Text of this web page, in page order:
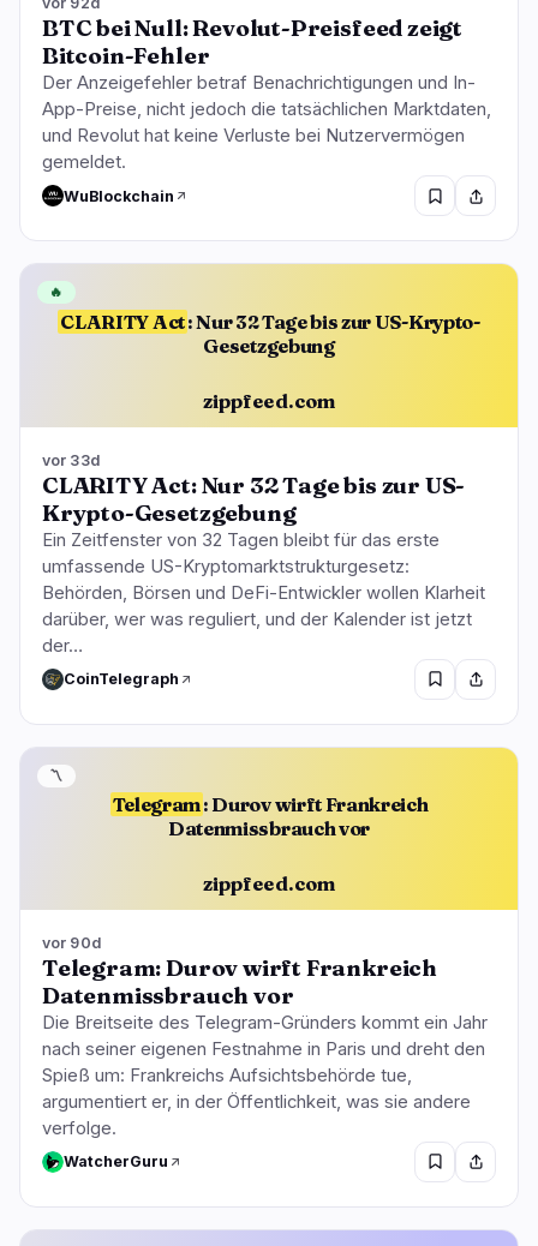
BTC bei Null: Revolut-Preisfeed zeigt
Bitcoin-Fehler
Der Anzeigefehler betraf Benachrichtigungen und In-
App-Preise, nicht jedoch die tatsächlichen Marktdaten,
und Revolut hat keine Verluste bei Nutzervermögen
gemeldet.
WuBlockchain
CLARITY Act: Nur 32 Tage bis zur US-Krypto-
Gesetzgebung
zippfeed.com
🔥
vor 33d
CLARITY Act: Nur 32 Tage bis zur US-
Krypto-Gesetzgebung
Ein Zeitfenster von 32 Tagen bleibt für das erste
umfassende US-Kryptomarktstrukturgesetz:
Behörden, Börsen und DeFi-Entwickler wollen Klarheit
darüber, wer was reguliert, und der Kalender ist jetzt
der…
CoinTelegraph
Telegram: Durov wirft Frankreich
Datenmissbrauch vor
zippfeed.com
〽️
vor 90d
Telegram: Durov wirft Frankreich
Datenmissbrauch vor
Die Breitseite des Telegram-Gründers kommt ein Jahr
nach seiner eigenen Festnahme in Paris und dreht den
Spieß um: Frankreichs Aufsichtsbehörde tue,
argumentiert er, in der Öffentlichkeit, was sie andere
verfolge.
WatcherGuru